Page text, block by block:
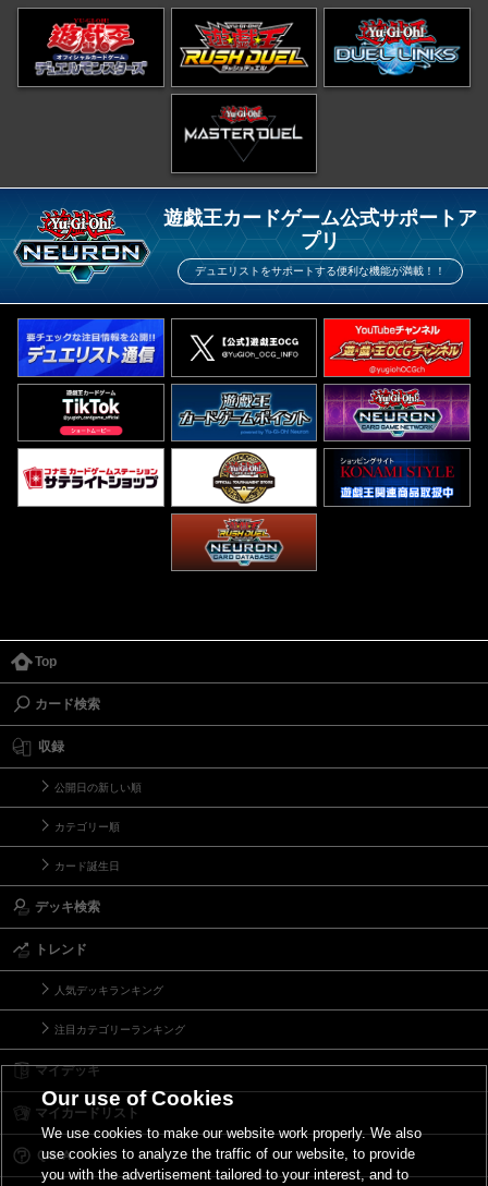
遊戯王カードゲーム公式サポートア
プリ
デュエリストをサポートする便利な機能が満載！！
Top
カード検索
収録
公開日の新しい順
カテゴリー順
カード誕生日
デッキ検索
トレンド
人気デッキランキング
注目カテゴリーランキング
マイデッキ
マイカードリスト
Ｑ＆Ａ
Our use of Cookies
We use cookies to make our website work properly. We also
use cookies to analyze the traffic of our website, to provide
you with the advertisement tailored to your interest, and to